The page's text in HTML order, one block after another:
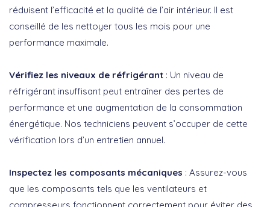
réduisent l’efficacité et la qualité de l’air intérieur. Il est
conseillé de les nettoyer tous les mois pour une
performance maximale.
Vérifiez les niveaux de réfrigérant : Un niveau de
réfrigérant insuffisant peut entraîner des pertes de
performance et une augmentation de la consommation
énergétique. Nos techniciens peuvent s’occuper de cette
vérification lors d’un entretien annuel.
Inspectez les composants mécaniques : Assurez-vous
que les composants tels que les ventilateurs et